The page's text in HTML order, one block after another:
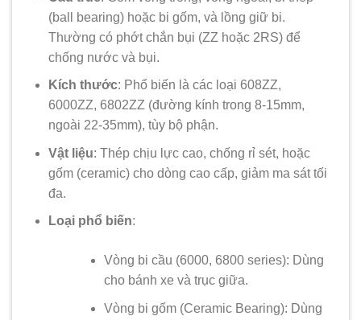
(ball bearing) hoặc bi gốm, và lồng giữ bi.
Thường có phớt chắn bụi (ZZ hoặc 2RS) để
chống nước và bụi.
Kích thước: Phổ biến là các loại 608ZZ,
6000ZZ, 6802ZZ (đường kính trong 8-15mm,
ngoài 22-35mm), tùy bộ phận.
Vật liệu: Thép chịu lực cao, chống rỉ sét, hoặc
gốm (ceramic) cho dòng cao cấp, giảm ma sát tối
đa.
Loại phổ biến:
Vòng bi cầu (6000, 6800 series): Dùng
cho bánh xe và trục giữa.
Vòng bi gốm (Ceramic Bearing): Dùng